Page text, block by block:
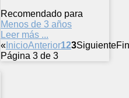
Recomendado para
Menos de 3 años
Leer más ...
« InicioAnterior123Siguiente
Página 3 de 3